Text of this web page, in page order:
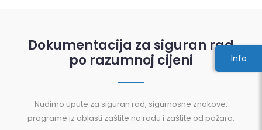
Info
Dokumentacija za siguran rad
po razumnoj cijeni
Nudimo upute za siguran rad, sigurnosne znakove,
programe iz oblasti zaštite na radu i zaštite od požara.